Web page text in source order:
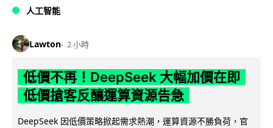
人工智能
Lawton 2 小時
低價不再！DeepSeek 大幅加價在即
低價搶客反釀運算資源告急
DeepSeek 因低價策略掀起需求熱潮，運算資源不勝負荷，官